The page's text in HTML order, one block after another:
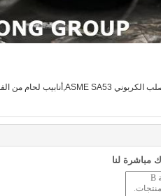
مباشرة لنا